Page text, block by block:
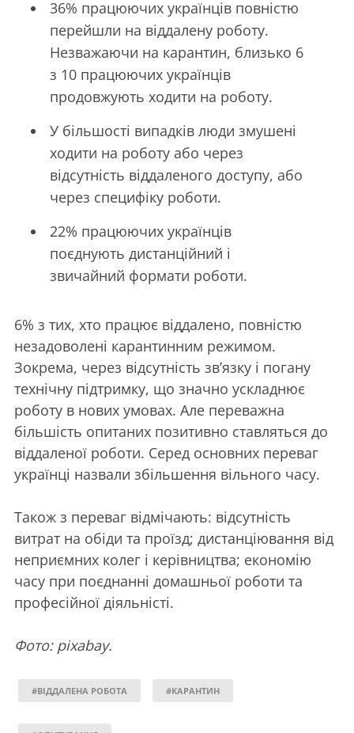
36% працюючих українців повністю
перейшли на віддалену роботу.
Незважаючи на карантин, близько 6
з 10 працюючих українців
продовжують ходити на роботу.
У більшості випадків люди змушені
ходити на роботу або через
відсутність віддаленого доступу, або
через специфіку роботи.
22% працюючих українців
поєднують дистанційний і
звичайний формати роботи.
6% з тих, хто працює віддалено, повністю
незадоволені карантинним режимом.
Зокрема, через відсутність зв’язку і погану
технічну підтримку, що значно ускладнює
роботу в нових умовах. Але переважна
більшість опитаних позитивно ставляться до
віддаленої роботи. Серед основних переваг
українці назвали збільшення вільного часу.
Також з переваг відмічають: відсутність
витрат на обіди та проїзд; дистанціювання від
неприємних колег і керівництва; економію
часу при поєднанні домашньої роботи та
професійної діяльністі.
Фото: pixabay.
#ВІДДАЛЕНА РОБОТА #КАРАНТИН